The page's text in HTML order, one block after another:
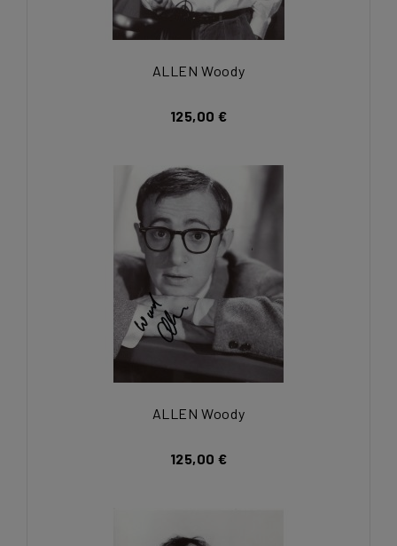
ALLEN Woody
125,00 €
ALLEN Woody
125,00 €